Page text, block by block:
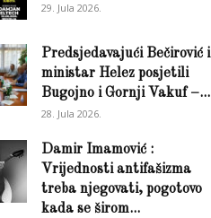
29. Jula 2026.
Predsjedavajući Bečirović i
ministar Helez posjetili
Bugojno i Gornji Vakuf –...
28. Jula 2026.
Damir Imamović :
Vrijednosti antifašizma
treba njegovati, pogotovo
kada se širom...